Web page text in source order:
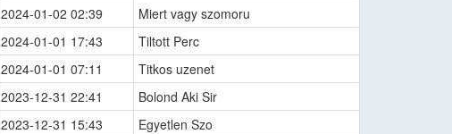
2024-01-02 02:39
Miert vagy szomoru
2024-01-01 17:43
Tiltott Perc
2024-01-01 07:11
Titkos uzenet
2023-12-31 22:41
Bolond Aki Sir
2023-12-31 15:43
Egyetlen Szo